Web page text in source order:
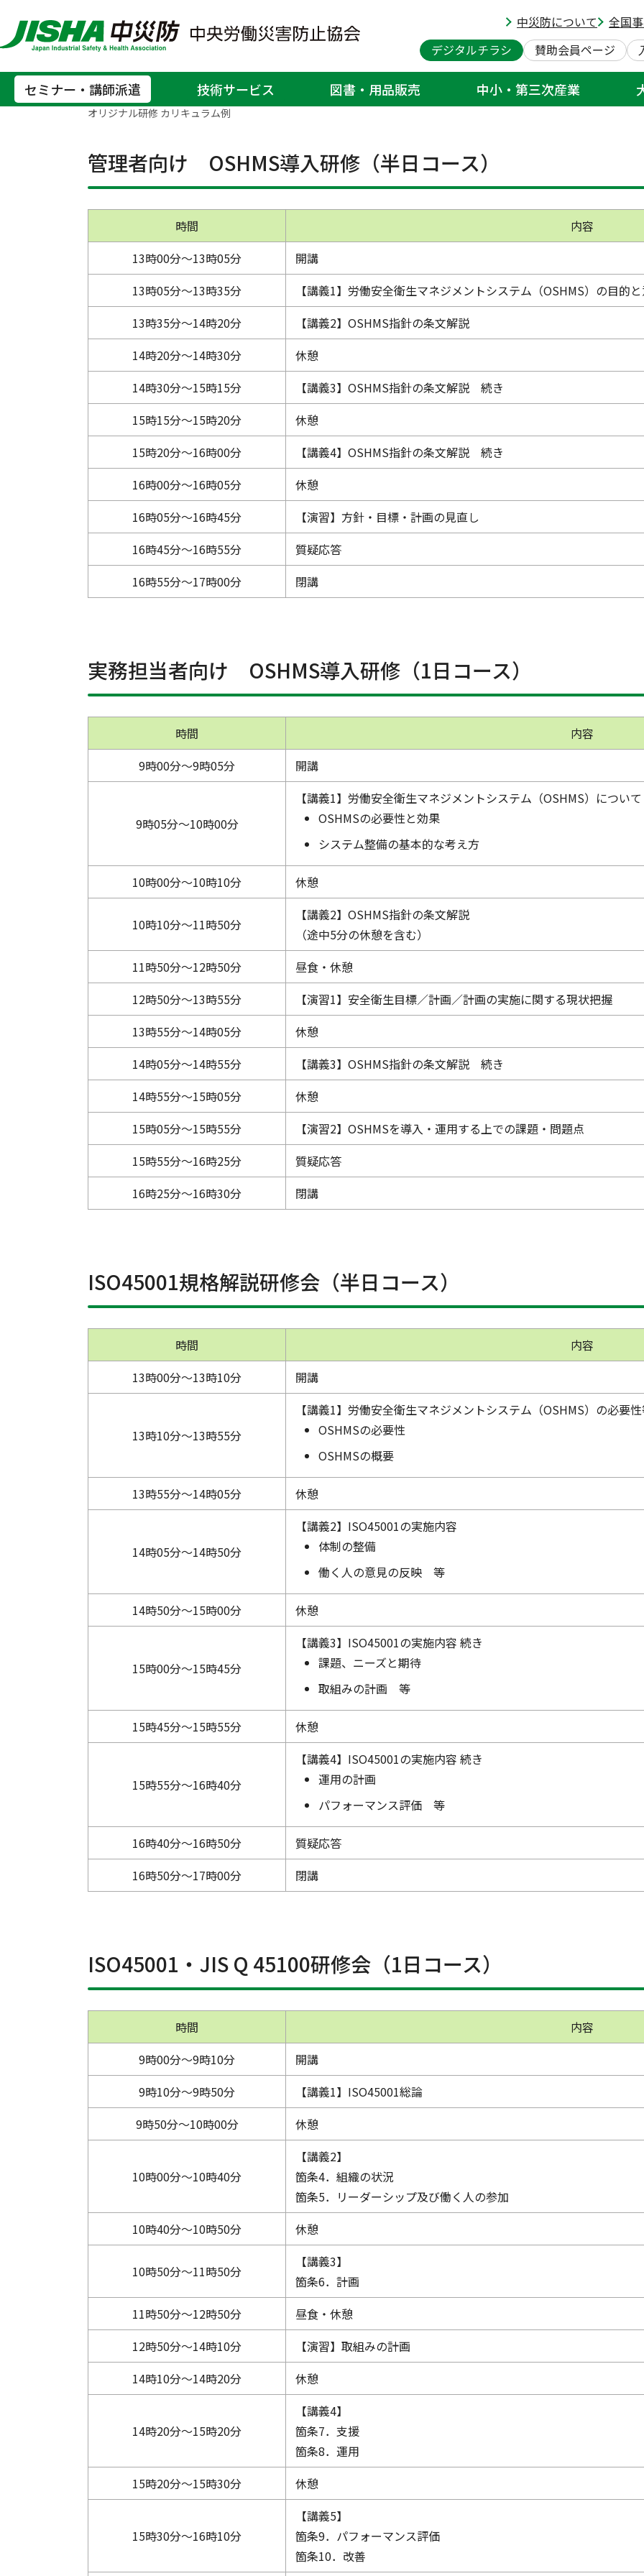
中災防について
全国
デジタルチラシ
賛助会員ページ
セミナー・講師派遣 技術サービス 図書・用品販売 中小・第三次産業
OSHMS／リスクアセスメントオリジナル研
ホーム > セミナー・講師派遣 > 講師の派遣（安全衛生教育、講演）
OSHMS／リスクアセスメント出張研修（
オリジナル研修 カリキュラム例
管理者向け OSHMS導入研修（半日コース）
時間
内容
13時00分～13時05分
開講
13時05分～13時35分
【講義1】労働安全衛生マネジメントシステム（OSHMS）の目的
13時35分～14時20分
【講義2】OSHMS指針の条文解説
14時20分～14時30分
休憩
14時30分～15時15分
【講義3】OSHMS指針の条文解説 続き
15時15分～15時20分
休憩
15時20分～16時00分
【講義4】OSHMS指針の条文解説 続き
16時00分～16時05分
休憩
16時05分～16時45分
【演習】方針・目標・計画の見直し
16時45分～16時55分
質疑応答
16時55分～17時00分
閉講
実務担当者向け OSHMS導入研修（1日コース）
時間
内容
9時00分～9時05分
開講
9時05分～10時00分
【講義1】労働安全衛生マネジメントシステム（OSHMS）について
OSHMSの必要性と効果
システム整備の基本的な考え方
10時00分～10時10分 休憩
10時10分～11時50分
【講義2】OSHMS指針の条文解説
（途中5分の休憩を含む）
11時50分～12時50分
昼食・休憩
12時50分～13時55分
【演習1】安全衛生目標／計画／計画の実施に関する現状把握
13時55分～14時05分
休憩
14時05分～14時55分
【講義3】OSHMS指針の条文解説 続き
14時55分～15時05分
休憩
15時05分～15時55分
【演習2】OSHMSを導入・運用する上での課題・問題点
15時55分～16時25分
質疑応答
16時25分～16時30分
閉講
ISO45001規格解説研修会（半日コース）
時間
内容
13時00分～13時10分
開講
13時10分～13時55分
【講義1】労働安全衛生マネジメントシステム（OSHMS）の必要
OSHMSの必要性
OSHMSの概要
13時55分～14時05分 休憩
14時05分～14時50分
【講義2】ISO45001の実施内容
体制の整備
働く人の意見の反映 等
14時50分～15時00分 休憩
15時00分～15時45分
【講義3】ISO45001の実施内容 続き
課題、ニーズと期待
取組みの計画 等
15時45分～15時55分 休憩
15時55分～16時40分
【講義4】ISO45001の実施内容 続き
運用の計画
パフォーマンス評価 等
16時40分～16時50分
質疑応答
16時50分～17時00分
閉講
ISO45001・JIS Q 45100研修会（1日コース）
時間
内容
9時00分～9時10分
開講
9時10分～9時50分
【講義1】ISO45001総論
9時50分～10時00分
休憩
10時00分～10時40分
【講義2】
箇条4．組織の状況
箇条5．リーダーシップ及び働く人の参加
10時40分～10時50分
休憩
10時50分～11時50分
【講義3】
箇条6．計画
11時50分～12時50分
昼食・休憩
12時50分～14時10分
【演習】取組みの計画
14時10分～14時20分
休憩
14時20分～15時20分
【講義4】
箇条7．支援
箇条8．運用
15時20分～15時30分
休憩
15時30分～16時10分
【講義5】
箇条9．パフォーマンス評価
箇条10．改善